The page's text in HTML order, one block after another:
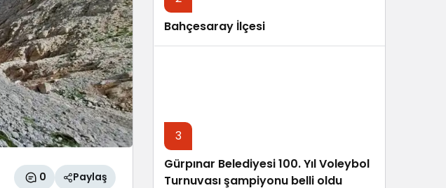
0 Paylaş
Bahçesaray İlçesi
3
Gürpınar Belediyesi 100. Yıl Voleybol
Turnuvası şampiyonu belli oldu